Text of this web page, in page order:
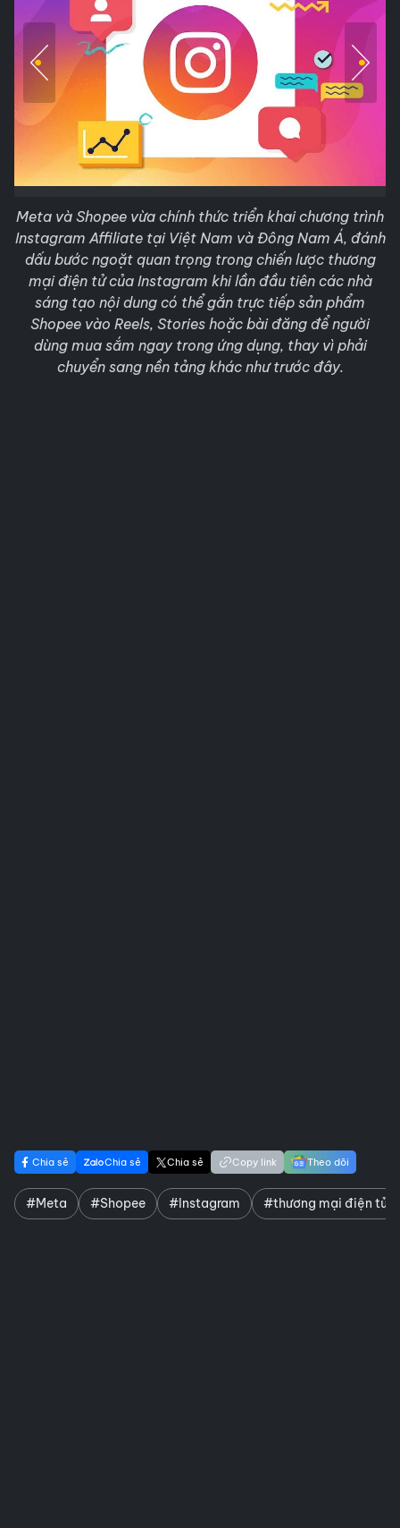
Meta và Shopee vừa chính thức triển khai chương trình
Instagram Affiliate tại Việt Nam và Đông Nam Á, đánh
dấu bước ngoặt quan trọng trong chiến lược thương
mại điện tử của Instagram khi lần đầu tiên các nhà
sáng tạo nội dung có thể gắn trực tiếp sản phẩm
Shopee vào Reels, Stories hoặc bài đăng để người
dùng mua sắm ngay trong ứng dụng, thay vì phải
chuyển sang nền tảng khác như trước đây.
Chia sẻ Chia sẻ Chia sẻ Copy link Theo dõi
#Meta #Shopee #Instagram #thương mại điện tử